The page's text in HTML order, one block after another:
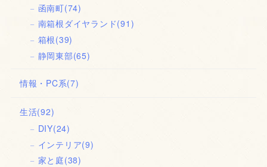
函南町(74)
南箱根ダイヤランド(91)
箱根(39)
静岡東部(65)
情報・PC系(7)
生活(92)
DIY(24)
インテリア(9)
家と庭(38)